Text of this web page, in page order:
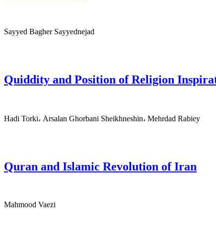
Sayyed Bagher Sayyednejad
Quiddity and Position of Religion
Hadi Torki، Arsalan Ghorbani Sheikhneshin، Mehrdad Rabiey
Quran and Islamic Revolution of Iran
Mahmood Vaezi